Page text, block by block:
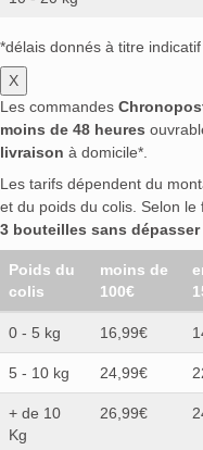
*délais donnés à titre indicatif
X
Les commandes
moins de 48 heures
livraison à domicile*.
Les tarifs dépendent du
et du poids du colis. Selon le
3 bouteilles sans
Poids du
colis
moins de
100€
0 - 5 kg 16,99€
5 - 10 kg 24,99€
+ de 10
Kg
26,99€